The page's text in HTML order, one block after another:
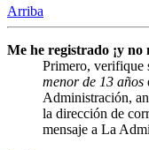
Arriba
Me he registrado ¡y
Primero, verifique
menor de 13 años
Administración,
la dirección de
mensaje a La